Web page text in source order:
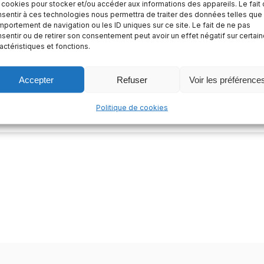
pour stocker et/ou accéder aux informations des appareils. Le fait
à ces technologies nous permettra de traiter des données telles que
de navigation ou les ID uniques sur ce site. Le fait de ne pas
ou de retirer son consentement peut avoir un effet négatif sur
et fonctions.
Accepter Refuser Voir les
Politique de cookies
Me garder connecté Mot de passe oublié ?
Vous n’avez pas de compte ?